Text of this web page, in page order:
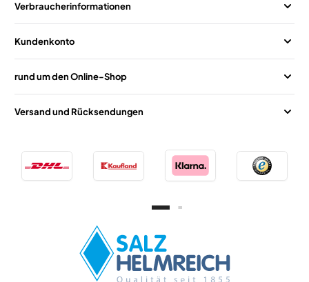
Verbraucherinformationen
Kundenkonto
rund um den Online-Shop
Versand und Rücksendungen